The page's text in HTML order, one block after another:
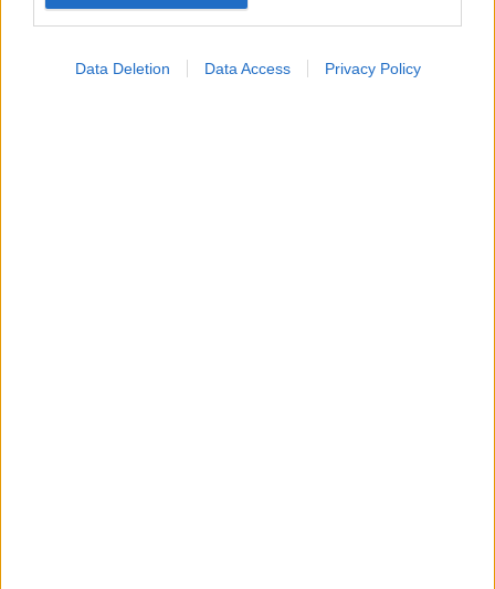
Data Deletion Data Access Privacy Policy
Γιατί πρέπει να